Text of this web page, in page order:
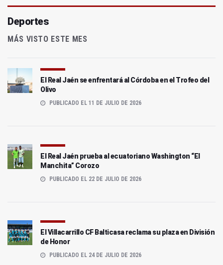
Deportes
MÁS VISTO ESTE MES
El Real Jaén se enfrentará al Córdoba en el Trofeo del
Olivo
PUBLICADO EL 11 DE JULIO DE 2026
El Real Jaén prueba al ecuatoriano Washington “El
Manchita” Corozo
PUBLICADO EL 22 DE JULIO DE 2026
El Villacarrillo CF Balticasa reclama su plaza en División
de Honor
PUBLICADO EL 24 DE JULIO DE 2026